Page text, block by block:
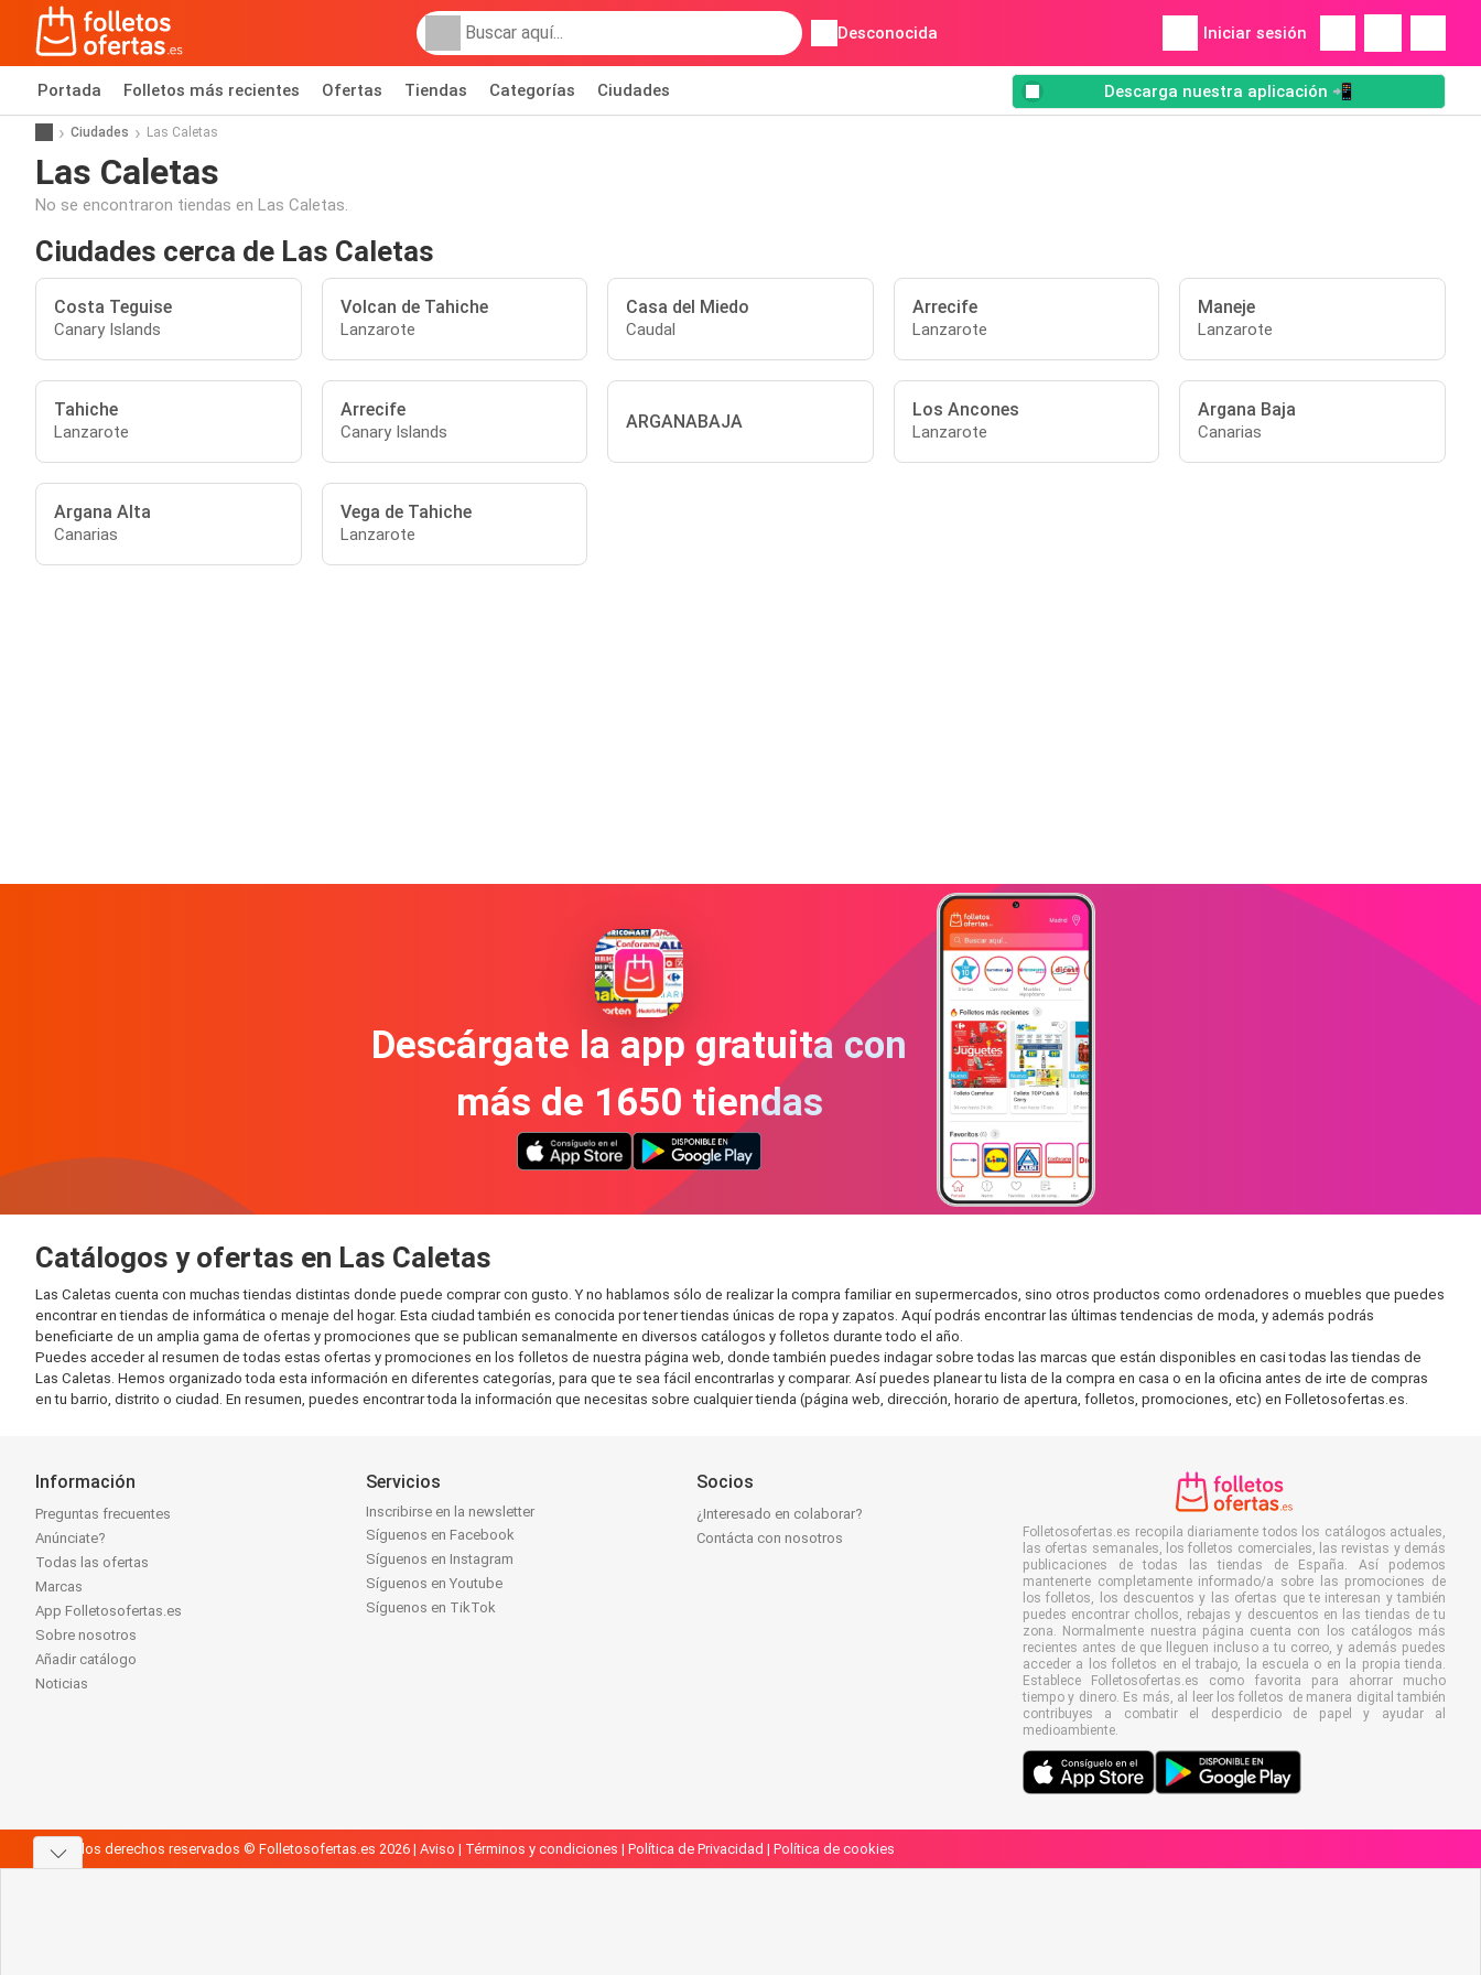
Desconocida Iniciar sesión
Portada Folletos más recientes Ofertas Tiendas Categorías Ciudades Descarga nuestra aplicación 📲
Ciudades Las Caletas
Las Caletas
No se encontraron tiendas en Las Caletas.
Ciudades cerca de Las Caletas
Costa Teguise
Canary Islands
Volcan de Tahiche
Lanzarote
Casa del Miedo
Caudal
Arrecife
Lanzarote
Maneje
Lanzarote
Tahiche
Lanzarote
Arrecife
Canary Islands ARGANABAJA
Los Ancones
Lanzarote
Argana Baja
Canarias
Argana Alta
Canarias
Vega de Tahiche
Lanzarote
Descárgate la app gratuita con
más de 1650 tiendas
Catálogos y ofertas en Las Caletas
Las Caletas cuenta con muchas tiendas distintas donde puede comprar con gusto. Y no hablamos sólo de realizar la compra familiar en supermercados, sino otros productos como ordenadores o muebles que puedes
encontrar en tiendas de informática o menaje del hogar. Esta ciudad también es conocida por tener tiendas únicas de ropa y zapatos. Aquí podrás encontrar las últimas tendencias de moda, y además podrás
beneficiarte de un amplia gama de ofertas y promociones que se publican semanalmente en diversos catálogos y folletos durante todo el año.
Puedes acceder al resumen de todas estas ofertas y promociones en los folletos de nuestra página web, donde también puedes indagar sobre todas las marcas que están disponibles en casi todas las tiendas de
Las Caletas. Hemos organizado toda esta información en diferentes categorías, para que te sea fácil encontrarlas y comparar. Así puedes planear tu lista de la compra en casa o en la oficina antes de irte de compras
en tu barrio, distrito o ciudad. En resumen, puedes encontrar toda la información que necesitas sobre cualquier tienda (página web, dirección, horario de apertura, folletos, promociones, etc) en Folletosofertas.es.
Información
Preguntas frecuentes
Anúnciate?
Todas las ofertas
Marcas
App Folletosofertas.es
Sobre nosotros
Añadir catálogo
Noticias
Servicios
Inscribirse en la newsletter
Síguenos en Facebook
Síguenos en Instagram
Síguenos en Youtube
Síguenos en TikTok
Socios
¿Interesado en colaborar?
Contácta con nosotros
Folletosofertas.es recopila diariamente todos los catálogos actuales,
las ofertas semanales, los folletos comerciales, las revistas y demás
publicaciones de todas las tiendas de España. Así podemos
mantenerte completamente informado/a sobre las promociones de
los folletos, los descuentos y las ofertas que te interesan y también
puedes encontrar chollos, rebajas y descuentos en las tiendas de tu
zona. Normalmente nuestra página cuenta con los catálogos más
recientes antes de que lleguen incluso a tu correo, y además puedes
acceder a los folletos en el trabajo, la escuela o en la propia tienda.
Establece Folletosofertas.es como favorita para ahorrar mucho
tiempo y dinero. Es más, al leer los folletos de manera digital también
contribuyes a combatir el desperdicio de papel y ayudar al
medioambiente.
Todos los derechos reservados © Folletosofertas.es 2026 | Aviso | Términos y condiciones | Política de Privacidad | Política de cookies